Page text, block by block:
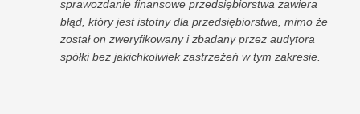
sprawozdanie finansowe przedsiębiorstwa zawiera
błąd, który jest istotny dla przedsiębiorstwa, mimo że
został on zweryfikowany i zbadany przez audytora
spółki bez jakichkolwiek zastrzeżeń w tym zakresie.